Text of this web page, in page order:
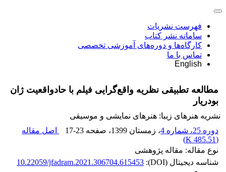
فهرست نشریات
سامانه نشر کتاب
کارگاه‌ها و دوره‌های آموزشی تخصصی
تماس با ما
English
مطالعه تطبیقی نظریه واقع‌گرایی فیلم با حادواقعیت ژان
بودریار
نشریه هنرهای زیبا: هنرهای نمایشی و موسیقی
دوره 25، شماره 4
، زمستان 1399 ، صفحه 17-23
اصل مقاله
(
485.51 K
)
نوع مقاله: مقاله پژوهشی
شناسه دیجیتال (DOI):
10.22059/jfadram.2021.306704.615453